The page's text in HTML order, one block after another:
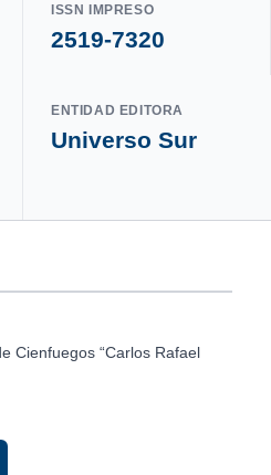
ISSN IMPRESO
2519-7320
ENTIDAD EDITORA
Universo Sur
Cienfuegos “Carlos Rafael